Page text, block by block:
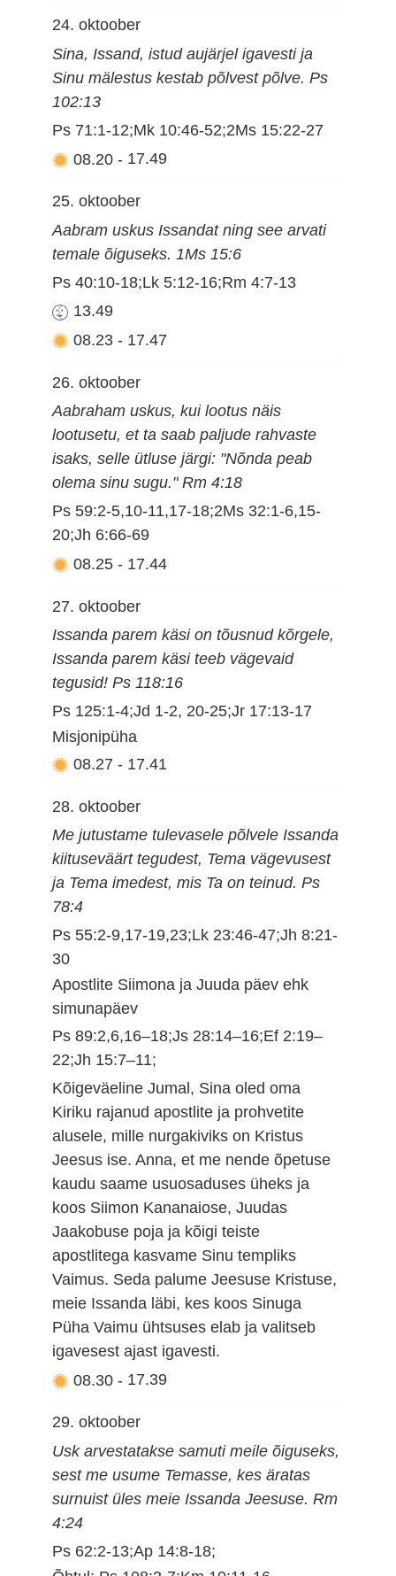
24. oktoober
Sina, Issand, istud aujärjel igavesti ja
Sinu mälestus kestab põlvest põlve. Ps
102:13
Ps 71:1-12;Mk 10:46-52;2Ms 15:22-27
08.20 - 17.49
25. oktoober
Aabram uskus Issandat ning see arvati
temale õiguseks. 1Ms 15:6
Ps 40:10-18;Lk 5:12-16;Rm 4:7-13
13.49
08.23 - 17.47
26. oktoober
Aabraham uskus, kui lootus näis
lootusetu, et ta saab paljude rahvaste
isaks, selle ütluse järgi: "Nõnda peab
olema sinu sugu." Rm 4:18
Ps 59:2-5,10-11,17-18;2Ms 32:1-6,15-
20;Jh 6:66-69
08.25 - 17.44
27. oktoober
Issanda parem käsi on tõusnud kõrgele,
Issanda parem käsi teeb vägevaid
tegusid! Ps 118:16
Ps 125:1-4;Jd 1-2, 20-25;Jr 17:13-17
Misjonipüha
08.27 - 17.41
28. oktoober
Me jutustame tulevasele põlvele Issanda
kiituseväärt tegudest, Tema vägevusest
ja Tema imedest, mis Ta on teinud. Ps
78:4
Ps 55:2-9,17-19,23;Lk 23:46-47;Jh 8:21-
30
Apostlite Siimona ja Juuda päev ehk
simunapäev
Ps 89:2,6,16–18;Js 28:14–16;Ef 2:19–
22;Jh 15:7–11;
Kõigeväeline Jumal, Sina oled oma
Kiriku rajanud apostlite ja prohvetite
alusele, mille nurgakiviks on Kristus
Jeesus ise. Anna, et me nende õpetuse
kaudu saame usuosaduses üheks ja
koos Siimon Kananaiose, Juudas
Jaakobuse poja ja kõigi teiste
apostlitega kasvame Sinu templiks
Vaimus. Seda palume Jeesuse Kristuse,
meie Issanda läbi, kes koos Sinuga
Püha Vaimu ühtsuses elab ja valitseb
igavesest ajast igavesti.
08.30 - 17.39
29. oktoober
Usk arvestatakse samuti meile õiguseks,
sest me usume Temasse, kes äratas
surnuist üles meie Issanda Jeesuse. Rm
4:24
Ps 62:2-13;Ap 14:8-18;